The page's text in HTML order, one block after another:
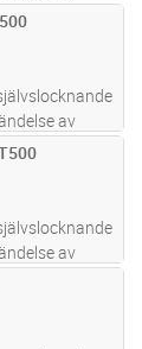
av
av